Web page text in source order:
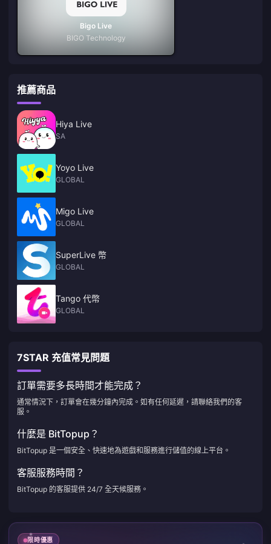
Bigo Live
BIGO Technology
推薦商品
Hiya Live
SA
Yoyo Live
GLOBAL
Migo Live
GLOBAL
SuperLive 幣
GLOBAL
Tango 代幣
GLOBAL
7STAR 充值常見問題
訂單需要多長時間才能完成？
通常情況下，訂單會在幾分鐘內完成。如有任何延遲，請聯絡我們的客
服。
什麼是 BitTopup？
BitTopup 是一個安全、快速地為遊戲和服務進行儲值的線上平台。
客服服務時間？
BitTopup 的客服提供 24/7 全天候服務。
限時優惠